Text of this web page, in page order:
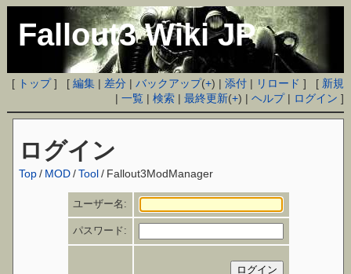
Fallout3 Wiki JP
[ トップ] [編集 | 差分 |バックアップ(+) |添付 | リロード ] [ 新規
|一覧 |検索 |最終更新(+) |ヘルプ| ログイン ]
ログイン
Top / MOD/Tool/ Fallout3ModManager
ユーザー名:
パスワード: